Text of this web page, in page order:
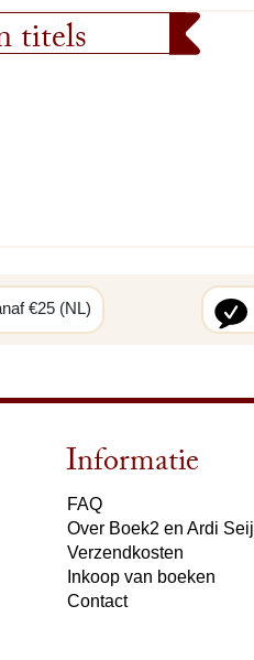
titels
€25 (NL)
Informatie
FAQ
Over Boek2 en Ardi Seij
Verzendkosten
Inkoop van boeken
Contact